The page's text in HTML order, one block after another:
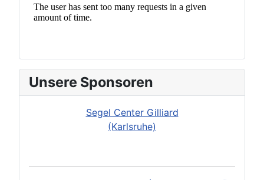
Unsere Sponsoren
Segel Center Gilliard
(Karlsruhe)